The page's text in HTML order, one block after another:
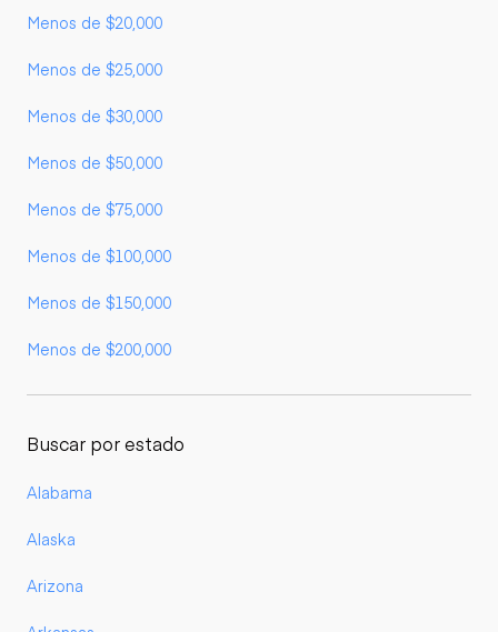
Menos de $20,000
Menos de $25,000
Menos de $30,000
Menos de $50,000
Menos de $75,000
Menos de $100,000
Menos de $150,000
Menos de $200,000
Buscar por estado
Alabama
Alaska
Arizona